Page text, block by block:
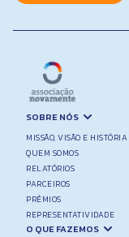
SOBRE NÓS
MISSÃO, VISÃO E HISTÓRIA
QUEM SOMOS
RELATÓRIOS
PARCEIROS
PRÉMIOS
REPRESENTATIVIDADE
O QUE FAZEMOS